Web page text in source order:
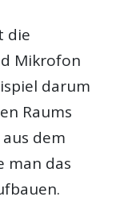
die
Mikrofon
darum
Raums
dem
man das